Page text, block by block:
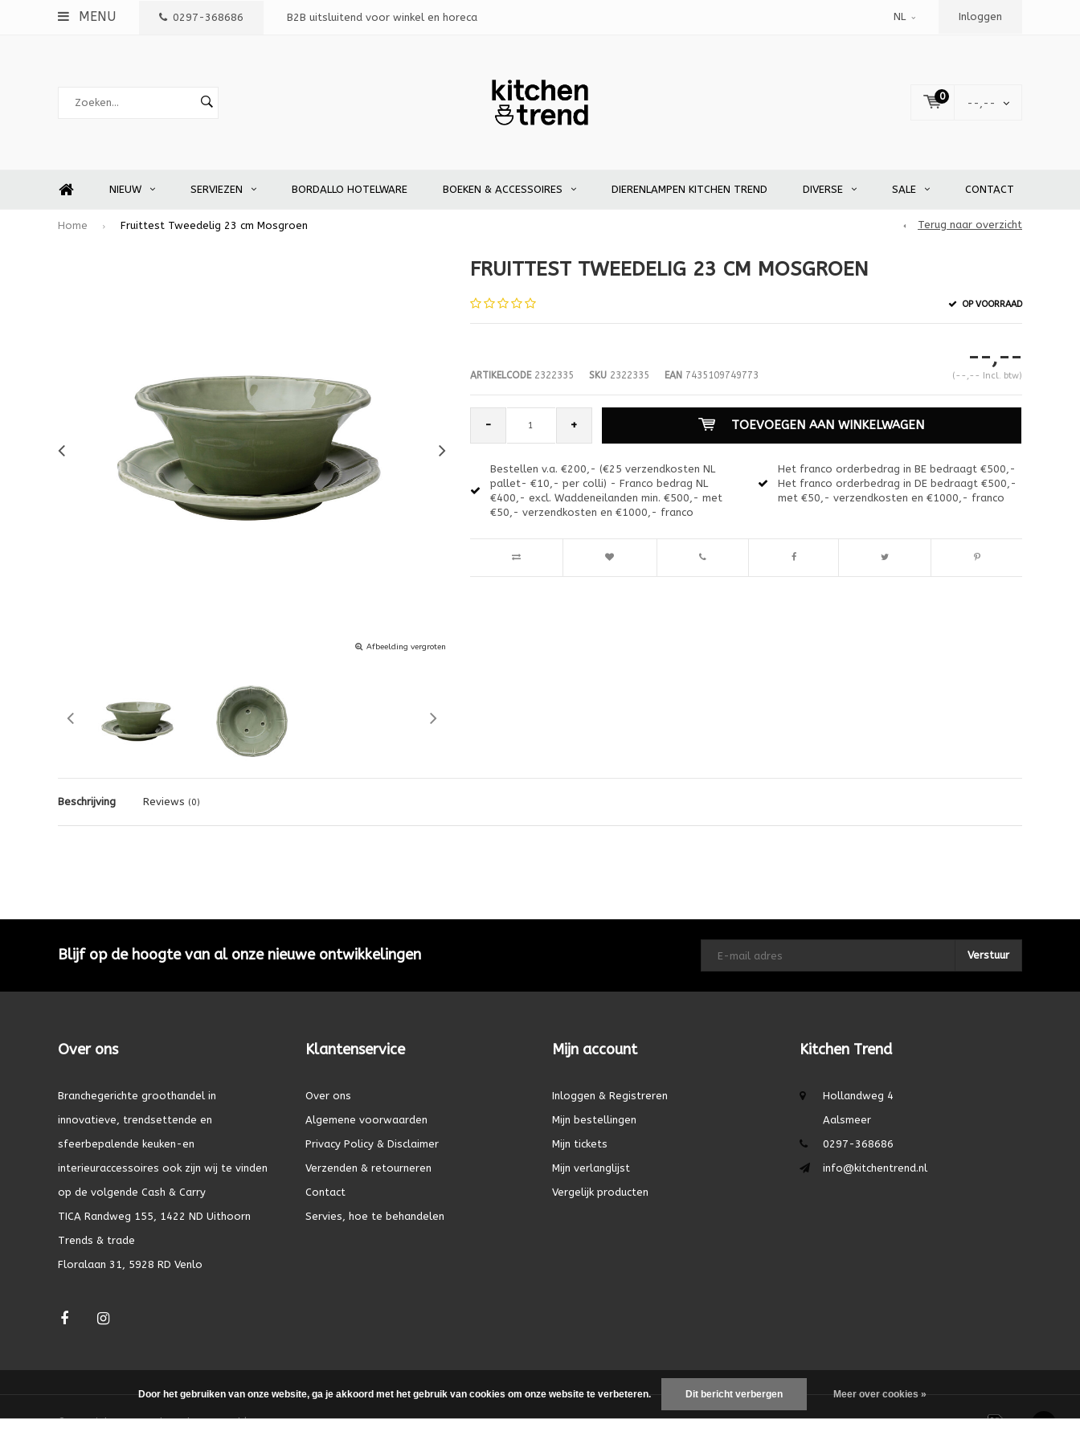
MENU 0297-368686 B2B uitsluitend voor winkel en horeca NL Inloggen
0
--,--
NIEUW SERVIEZEN BORDALLO HOTELWARE BOEKEN & ACCESSOIRES DIERENLAMPEN KITCHEN TREND DIVERSE SALE CONTACT
Home Fruittest Tweedelig 23 cm Mosgroen Terug naar overzicht
Afbeelding vergroten
FRUITTEST TWEEDELIG 23 CM MOSGROEN
OP VOORRAAD
ARTIKELCODE2322335 SKU2322335 EAN7435109749773
--,--
(--,-- Incl. btw)
- + TOEVOEGEN AAN WINKELWAGEN
Bestellen v.a. €200,- (€25 verzendkosten NL
pallet- €10,- per colli) - Franco bedrag NL
€400,- excl. Waddeneilanden min. €500,- met
€50,- verzendkosten en €1000,- franco
Het franco orderbedrag in BE bedraagt €500,-
Het franco orderbedrag in DE bedraagt €500,-
met €50,- verzendkosten en €1000,- franco
Beschrijving Reviews (0)
Blijf op de hoogte van al onze nieuwe ontwikkelingen Verstuur
Over ons
Branchegerichte groothandel in
innovatieve, trendsettende en
sfeerbepalende keuken-en
interieuraccessoires ook zijn wij te vinden
op de volgende Cash & Carry
TICA Randweg 155, 1422 ND Uithoorn
Trends & trade
Floralaan 31, 5928 RD Venlo
Klantenservice
Over ons
Algemene voorwaarden
Privacy Policy & Disclaimer
Verzenden & retourneren
Contact
Servies, hoe te behandelen
Mijn account
Inloggen & Registreren
Mijn bestellingen
Mijn tickets
Mijn verlanglijst
Vergelijk producten
Kitchen Trend
Hollandweg 4
Aalsmeer
0297-368686
info@kitchentrend.nl
© Copyright 2026 - Theme byDMWS.nl|
Door het gebruiken van onze website, ga je akkoord met het gebruik van cookies om onze website te verbeteren. Dit bericht verbergen Meer over cookies »